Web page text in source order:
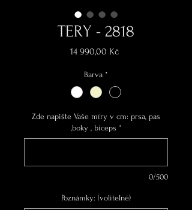
TERY - 2818
14 990,00 KčCena
Barva *
Zde napište Vaše míry v cm: prsa, pas
,boky , biceps *
0/500
Poznámky: (volitelné)